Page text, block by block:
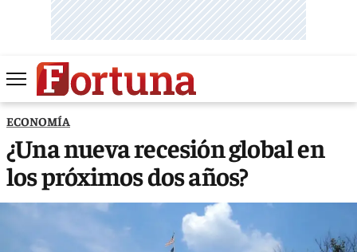
ECONOMÍA
¿Una nueva recesión global en
los próximos dos años?